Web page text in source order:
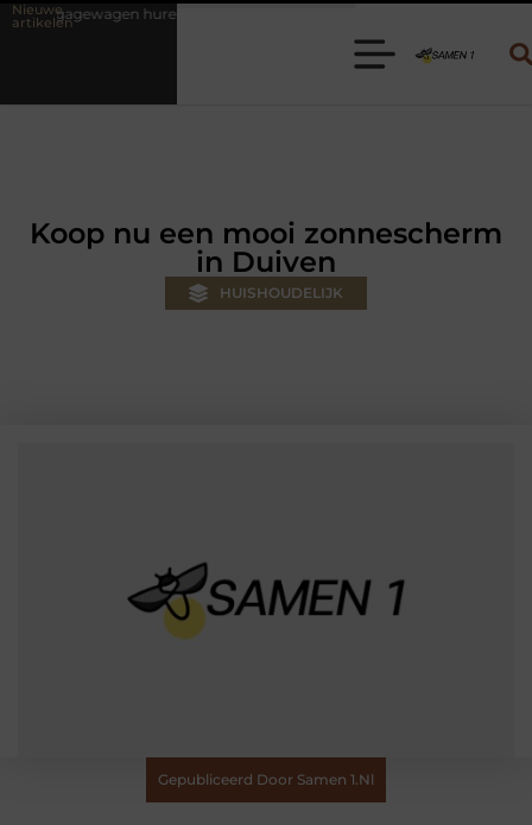
Nieuwe
artikelenKies de juiste aanhanger voor jouw klus
Koop nu een mooi zonnescherm
in Duiven
HUISHOUDELIJK
Gepubliceerd Door Samen 1.nl